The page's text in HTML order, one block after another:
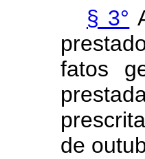
§ 3°
fatos
de